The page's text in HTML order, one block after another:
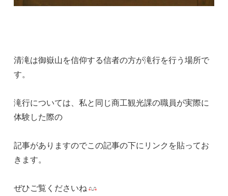
清滝は御嶽山を信仰する信者の方が滝行を行う場所で
す。
滝行については、私と同じ商工観光課の職員が実際に
体験した際の
記事がありますのでこの記事の下にリンクを貼ってお
きます。
ぜひご覧くださいね